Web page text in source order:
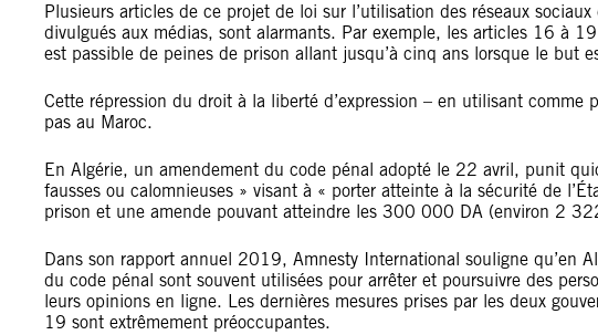
Plusieurs articles de ce projet de loi sur l’utilisation des réseaux
divulgués aux médias, sont alarmants. Par exemple, les articles 16 à
est passible de peines de prison allant jusqu’à cinq ans lorsque le but
Cette répression du droit à la liberté d’expression – en utilisant
pas au Maroc.
En Algérie, un amendement du code pénal adopté le 22 avril, punit
fausses ou calomnieuses » visant à « porter atteinte à la sécurité de
prison et une amende pouvant atteindre les 300 000 DA (environ 2
Dans son rapport annuel 2019, Amnesty International souligne qu’en
du code pénal sont souvent utilisées pour arrêter et poursuivre des
leurs opinions en ligne. Les dernières mesures prises par les deux
19 sont extrêmement préoccupantes.